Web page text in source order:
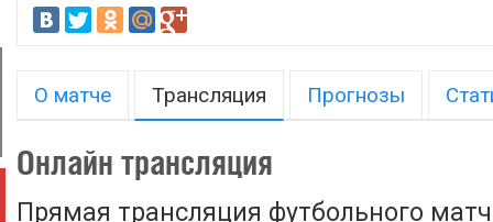
О матче Трансляция Прогнозы
Онлайн трансляция
Прямая трансляция футбольного